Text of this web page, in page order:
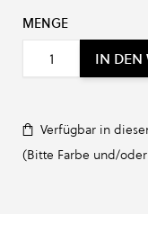
MENGE
IN DEN
Verfügbar in
(Bitte Farbe und/